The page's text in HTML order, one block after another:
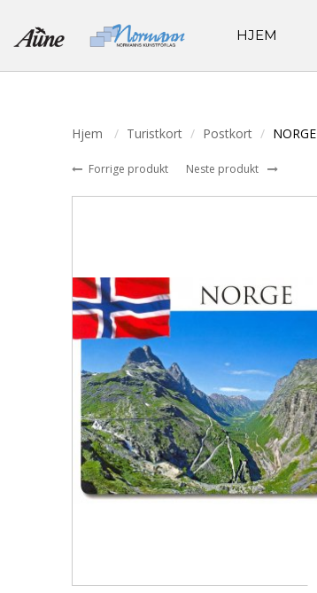
HJEM
Hjem Turistkort Postkort
Forrige produkt Neste produkt